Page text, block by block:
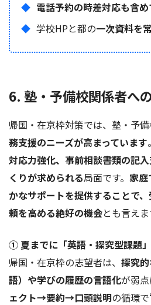
電話予約の時差対応も含
学校HPと都の一次資料を
6. 塾・予備校関係者へ
帰国・在京枠対策では、塾・予
務支援のニーズが高まっています。
対応力強化、事前相談書類の記
くりが求められる局面です。 家庭
かなサポートを提供することで
頼を高める絶好の機会とも言えま
① 夏までに「英語・探究型課題
帰国・在京枠の志望者は、 探究
語）や学びの履歴の言語化が弱点
ェクト→要約→口頭説明の循環